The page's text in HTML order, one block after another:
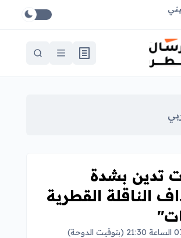
تدين بشدة
الناقلة القطرية